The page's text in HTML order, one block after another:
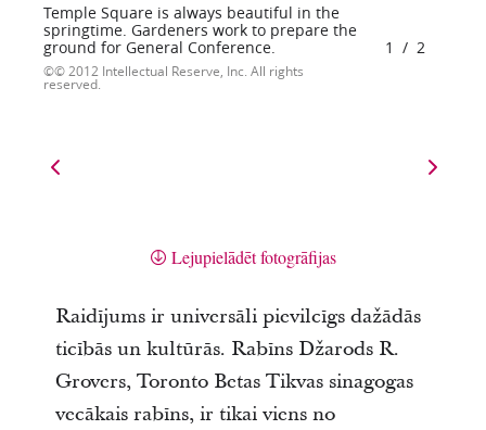
Temple Square is always beautiful in the
springtime. Gardeners work to prepare the
ground for General Conference.
© 2012 Intellectual Reserve, Inc. All rights
reserved.
1 / 2
Lejupielādēt fotogrāfijas
Raidījums ir universāli pievilcīgs dažādās
ticībās un kultūrās. Rabīns Džarods R.
Grovers, Toronto Betas Tikvas sinagogas
vecākais rabīns, ir tikai viens no